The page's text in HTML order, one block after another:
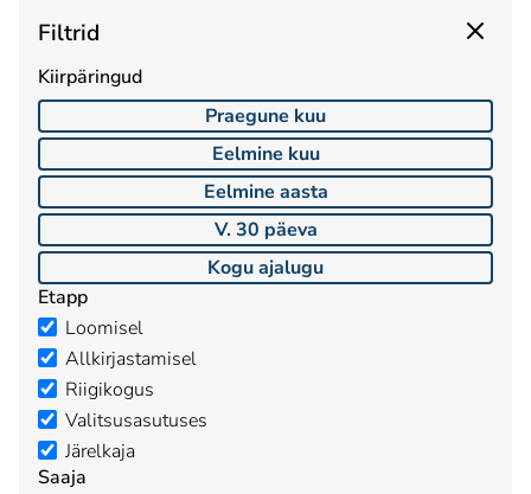
Filtrid
Kiirpäringud
Praegune kuu
Eelmine kuu
Eelmine aasta
V. 30 päeva
Kogu ajalugu
Etapp
Loomisel
Allkirjastamisel
Riigikogus
Valitsusasutuses
Järelkaja
Saaja